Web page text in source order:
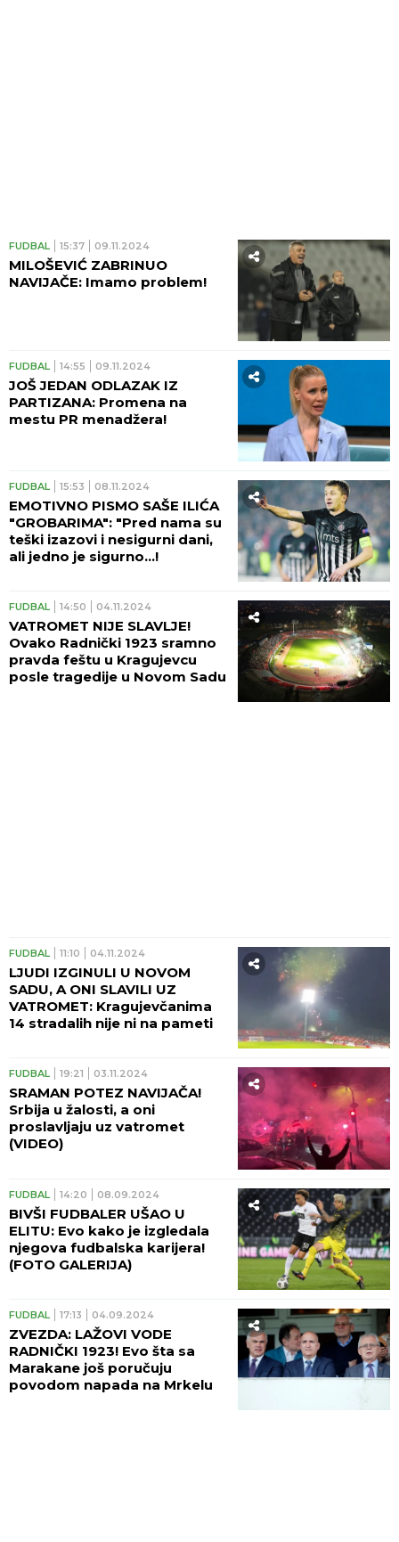
FUDBAL 15:37 09.11.2024
MILOŠEVIĆ ZABRINUO
NAVIJAČE: Imamo problem!
FUDBAL 14:55 09.11.2024
JOŠ JEDAN ODLAZAK IZ
PARTIZANA: Promena na
mestu PR menadžera!
FUDBAL 15:53 08.11.2024
EMOTIVNO PISMO SAŠE ILIĆA
"GROBARIMA": "Pred nama su
teški izazovi i nesigurni dani,
ali jedno je sigurno...!
FUDBAL 14:50 04.11.2024
VATROMET NIJE SLAVLJE!
Ovako Radnički 1923 sramno
pravda feštu u Kragujevcu
posle tragedije u Novom Sadu
FUDBAL 11:10 04.11.2024
LJUDI IZGINULI U NOVOM
SADU, A ONI SLAVILI UZ
VATROMET: Kragujevčanima
14 stradalih nije ni na pameti
FUDBAL 19:21 03.11.2024
SRAMAN POTEZ NAVIJAČA!
Srbija u žalosti, a oni
proslavljaju uz vatromet
(VIDEO)
FUDBAL 14:20 08.09.2024
BIVŠI FUDBALER UŠAO U
ELITU: Evo kako je izgledala
njegova fudbalska karijera!
(FOTO GALERIJA)
FUDBAL 17:13 04.09.2024
ZVEZDA: LAŽOVI VODE
RADNIČKI 1923! Evo šta sa
Marakane još poručuju
povodom napada na Mrkelu